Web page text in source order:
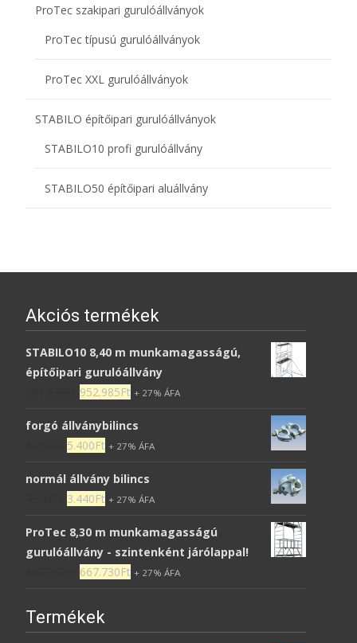
ProTec szakipari gurulóállványok
ProTec típusú gurulóállványok
ProTec XXL gurulóállványok
STABILO építőipari gurulóállványok
STABILO10 profi gurulóállvány
STABILO50 építőipari aluállvány
Akciós termékek
STABILO10 8,40 m munkamagasságú,
építőipari gurulóállvány
952.985Ft + 27% ÁFA
forgó állványbilincs
5.400Ft + 27% ÁFA
normál állvány bilincs
3.440Ft + 27% ÁFA
ProTec 8,30 m munkamagasságú
gurulóállvány - szintenként járólappal!
667.730Ft + 27% ÁFA
Termékek